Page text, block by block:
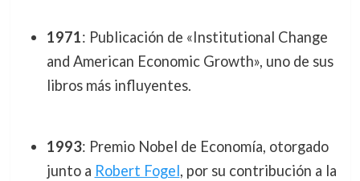
1971: Publicación de «Institutional Change
and American Economic Growth», uno de sus
libros más influyentes.
1993: Premio Nobel de Economía, otorgado
junto a Robert Fogel, por su contribución a la